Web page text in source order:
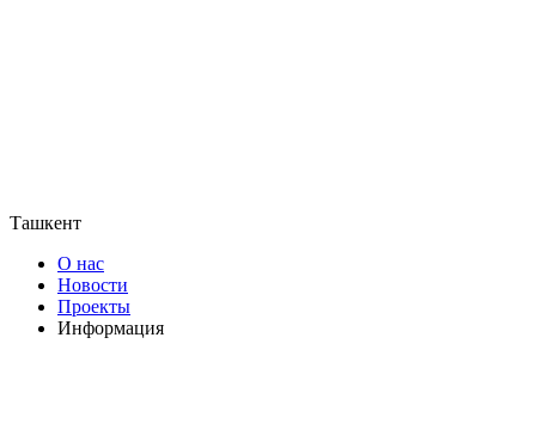
Ташкент
О нас
Новости
Проекты
Информация